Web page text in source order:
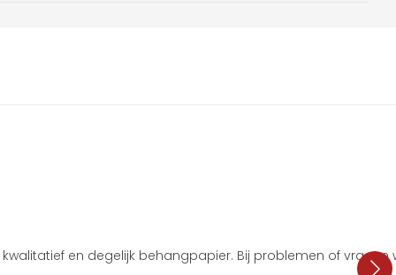
kwalitatief en degelijk behangpapier. Bij problemen of